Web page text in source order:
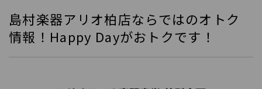
島村楽器アリオ柏店ならではのオトク
情報！Happy Dayがおトクです！